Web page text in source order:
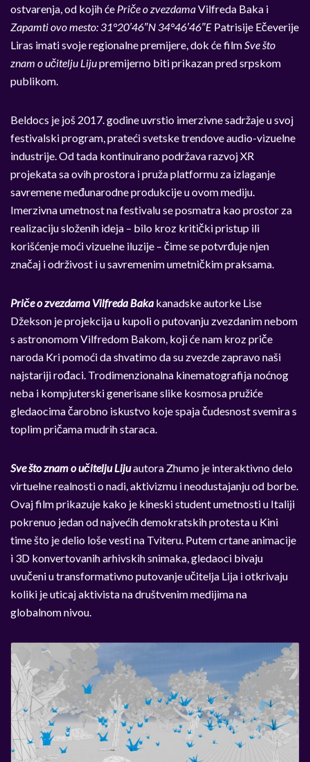
ostvarenja, od kojih će Priče o zvezdamaVilfreda Baka i
Zapamti ovo mesto: 31°20′46″N 34°46′46″E Patrisije Ečeverije
Liras imati svoje regionalne premijere, dok će film Sve što
znam o učitelju Lijupremijerno biti prikazan pred srpskom
publikom.
Beldocs je još 2017. godine uvrstio imerzivne sadržaje u svoj
festivalski program, prateći svetske trendove audio-vizuelne
industrije. Od tada kontinuirano podržava razvoj XR
projekata sa ovih prostora i pruža platformu za izlaganje
savremene međunarodne produkcije u ovom mediju.
Imerzivna umetnost na festivalu se posmatra kao prostor za
realizaciju složenih ideja – bilo kroz kritički pristup ili
korišćenje moći vizuelne iluzije – čime se potvrđuje njen
značaj i održivost i u savremenim umetničkim praksama.
Priče o zvezdama Vilfreda Bakakanadske autorke Lise
Džekson je projekcija u kupoli o putovanju zvezdanim nebom
s astronomom Vilfredom Bakom, koji će nam kroz priče
naroda Kri pomoći da shvatimo da su zvezde zapravo naši
najstariji rođaci. Trodimenzionalna kinematografija noćnog
neba i kompjuterski generisane slike kosmosa pružiće
gledaocima čarobno iskustvo koje spaja čudesnost svemira s
toplim pričama mudrih staraca.
Sve što znam o učitelju Lijuautora Zhumo je interaktivno delo
virtuelne realnosti o nadi, aktivizmu i neodustajanju od borbe.
Ovaj film prikazuje kako je kineski student umetnosti u Italiji
pokrenuo jedan od najvećih demokratskih protesta u Kini
time što je delio loše vesti na Tviteru. Putem crtane animacije
i 3D konvertovanih arhivskih snimaka, gledaoci bivaju
uvučeni u transformativno putovanje učitelja Lija i otkrivaju
koliki je uticaj aktivista na društvenim medijima na
globalnom nivou.